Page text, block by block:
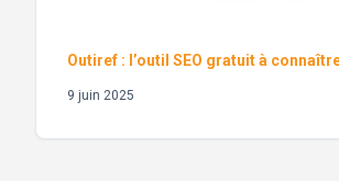
Outiref : l’outil SEO gratuit à
9 juin 2025